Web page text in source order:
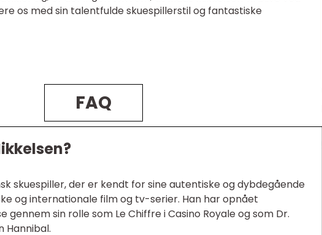
os med sin talentfulde skuespillerstil og fantastiske
FAQ
skuespiller, der er kendt for sine autentiske og dybdegående
og internationale film og tv-serier. Han har opnået
sin rolle som Le Chiffre i Casino Royale og som Dr.
Hannibal.